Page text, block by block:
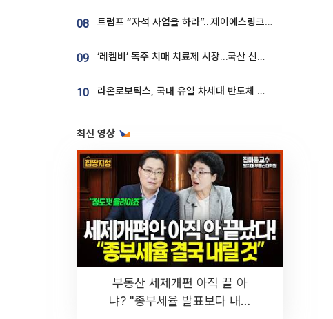
08 트럼프 “자석 사업을 하라”…제이에스링크, 비중국 영구자석 공급망 구축 속도
09 ‘레켐비’ 독주 치매 치료제 시장…국산 신약 등장하나
10 라온로보틱스, 국내 유일 차세대 반도체 공정 로봇 개발 ‘고객사 테스트 진행’
최신 영상
부동산 세제개편 아직 끝 아
냐? "종부세율 발표보다 내릴